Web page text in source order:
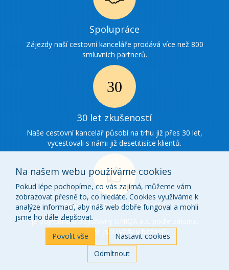
Ikonka
spolupráce
Spolupráce
Zájezdy naší cestovní kanceláře prodává více než 800
smluvních partnerů.
30 Ikonka
zkušenosti
30 let zkušeností
Naše cestovní kancelář působí na trhu již přes 30 let,
vycestovali s námi již desetitisíce klientů.
Ikonka
o
nás
Naše cestovní kancelář
je pojištěna u pojišťovny UNIQA a.s. podle zákona.
Vaše peníze jsou vždy v bezpečí.
Na našem webu používáme cookies
Pokud lépe pochopíme, co vás zajímá, můžeme vám
zobrazovat přesně to, co hledáte. Cookies využíváme k
analýze informací, aby náš web dobře fungoval a mohli
jsme ho dále zlepšovat.
Povolit vše
Nastavit cookies
Odmítnout